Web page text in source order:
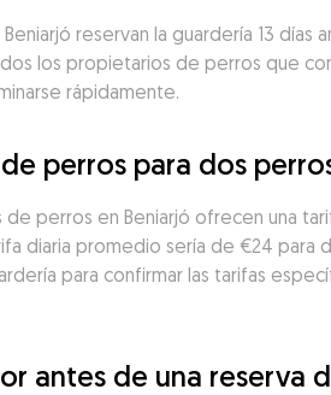
reservan la guardería 13 días
los propietarios de perros que
rápidamente.
perros para dos
perros en Beniarjó ofrecen una
diaria promedio sería de €24
para confirmar las tarifas
antes de una reserva